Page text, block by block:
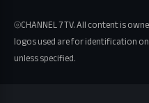
⦾CHANNEL 7 TV. All content is
logos used are for identification
unless specified.